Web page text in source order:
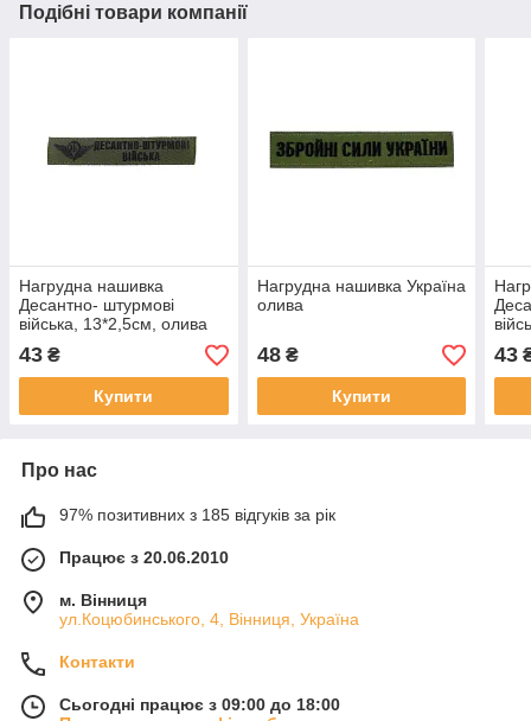
Подібні товари компанії
Нагрудна нашивка
Десантно- штурмові
війська, 13*2,5см, олива
43 ₴
Купити
Нагрудна нашивка Україна
олива
48₴
Купити
43
Про нас
97% позитивних з 185 відгуків за рік
Працює з 20.06.2010
м. Вінниця
ул.Коцюбинського, 4, Вінниця, Україна
Контакти
Сьогодні працює з 09:00 до 18:00